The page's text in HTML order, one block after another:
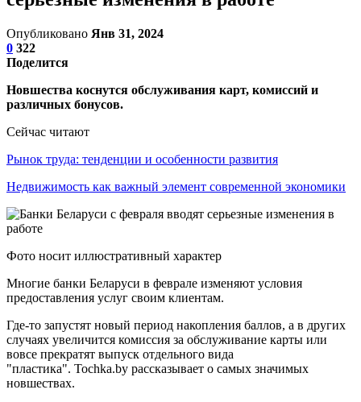
Опубликовано Янв 31, 2024
0 322
Поделится
Новшества коснутся обслуживания карт, комиссий и
различных бонусов.
Сейчас читают
Рынок труда: тенденции и особенности развития
Недвижимость как важный элемент современной экономики
Фото носит иллюстративный характер
Многие банки Беларуси в феврале изменяют условия
предоставления услуг своим клиентам.
Где-то запустят новый период накопления баллов, а в других
случаях увеличится комиссия за обслуживание карты или
вовсе прекратят выпуск отдельного вида
"пластика". Tochka.by рассказывает о самых значимых
новшествах.